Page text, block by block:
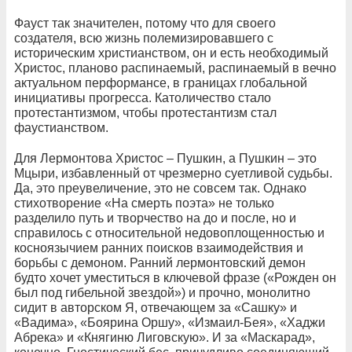
Фауст так значителен, потому что для своего
создателя, всю жизнь полемизировавшего с
историческим христианством, он и есть необходимый
Христос, планово распинаемый, распинаемый в вечно
актуальном перформансе, в границах глобальной
инициативы прогресса. Католичество стало
протестантизмом, чтобы протестантизм стал
фаустианством.
Для Лермонтова Христос – Пушкин, а Пушкин – это
Мцыри, избавленный от чрезмерно суетливой судьбы.
Да, это преувеличение, это не совсем так. Однако
стихотворение «На смерть поэта» не только
разделило путь и творчество на до и после, но и
справилось с относительной недовоплощенностью и
косноязычием ранних поисков взаимодействия и
борьбы с демоном. Ранний лермонтовский демон
будто хочет уместиться в ключевой фразе («Рожден он
был под гибельной звездой») и прочно, монолитно
сидит в авторском Я, отвечающем за «Сашку» и
«Вадима», «Боярина Оршу», «Измаил-Бея», «Хаджи
Абрека» и «Княгиню Лиговскую». И за «Маскарад»,